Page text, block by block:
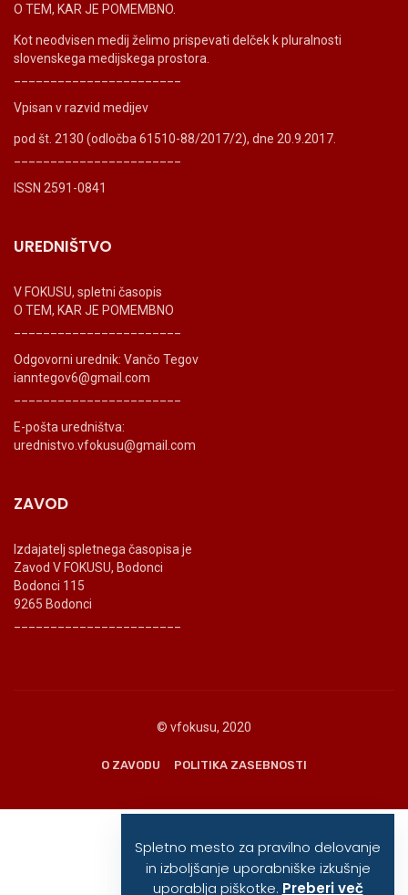
O TEM, KAR JE POMEMBNO.
Kot neodvisen medij želimo prispevati delček k pluralnosti
slovenskega medijskega prostora.
Vpisan v razvid medijev
pod št. 2130 (odločba 61510-88/2017/2), dne 20.9.2017.
ISSN 2591-0841
UREDNIŠTVO
V FOKUSU, spletni časopis
O TEM, KAR JE POMEMBNO
Odgovorni urednik: Vančo Tegov
ianntegov6@gmail.com
E-pošta uredništva:
urednistvo.vfokusu@gmail.com
ZAVOD
Izdajatelj spletnega časopisa je
Zavod V FOKUSU, Bodonci
Bodonci 115
9265 Bodonci
© vfokusu, 2020
O ZAVODU POLITIKA ZASEBNOSTI
Spletno mesto za pravilno delovanje
in izboljšanje uporabniške izkušnje
uporablja piškotke. Preberi več